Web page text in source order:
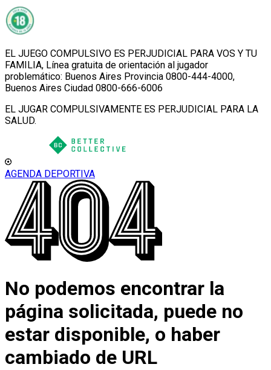
EL JUEGO COMPULSIVO ES PERJUDICIAL PARA VOS Y TU
FAMILIA, Línea gratuita de orientación al jugador
problemático: Buenos Aires Provincia 0800-444-4000,
Buenos Aires Ciudad 0800-666-6006
EL JUGAR COMPULSIVAMENTE ES PERJUDICIAL PARA LA
SALUD.
AGENDA DEPORTIVA
No podemos encontrar la
página solicitada, puede no
estar disponible, o haber
cambiado de URL